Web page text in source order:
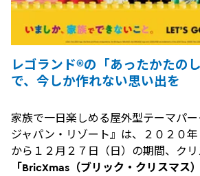
レゴランド®の「あったかたの
で、今しか作れない思い出を
家族で一日楽しめる屋外型テーマパ
ジャパン・リゾート』は、２０２０年
から１２月２７日（日）の期間、ク
「BricXmas （ブリック・クリスマス